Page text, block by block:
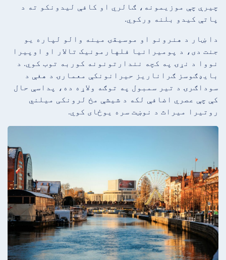
چیرې چې موزیمونه، ګالري او کافې لیدونکو ته د
پاتې کیدو بلنه ورکوي.
دا ښار د هنرونو او موسیقۍ مینه والو لپاره یو
جنت دی، د پومیرانیا فلهارمونیک تالار او اوپیرا
نووا د نړۍ په کچه نندارتونونه کوربه توب کوي. د
بایډګوسز ګراناریز حیرانونکې معمارۍ د هغې د
سوداګرۍ د تیر سمبول په توګه ولاړه ده، پداسې حال
کې چې عصري اضافې لکه د شیشې مخ لرونکی میلني
روتیرا میراث د نوښت سره یوځای کوي.